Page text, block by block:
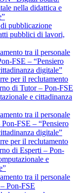
nella didattica e
pubblicazione
pubblici di lavori,
tra il personale
FSE – “Pensiero
digitale”
per il reclutamento
di Tutor – Pon-FSE
e cittadinanza
tra il personale
FSE – “Pensiero
digitale”
per il reclutamento
di Esperti – Pon-
e
tra il personale
Pon-FSE